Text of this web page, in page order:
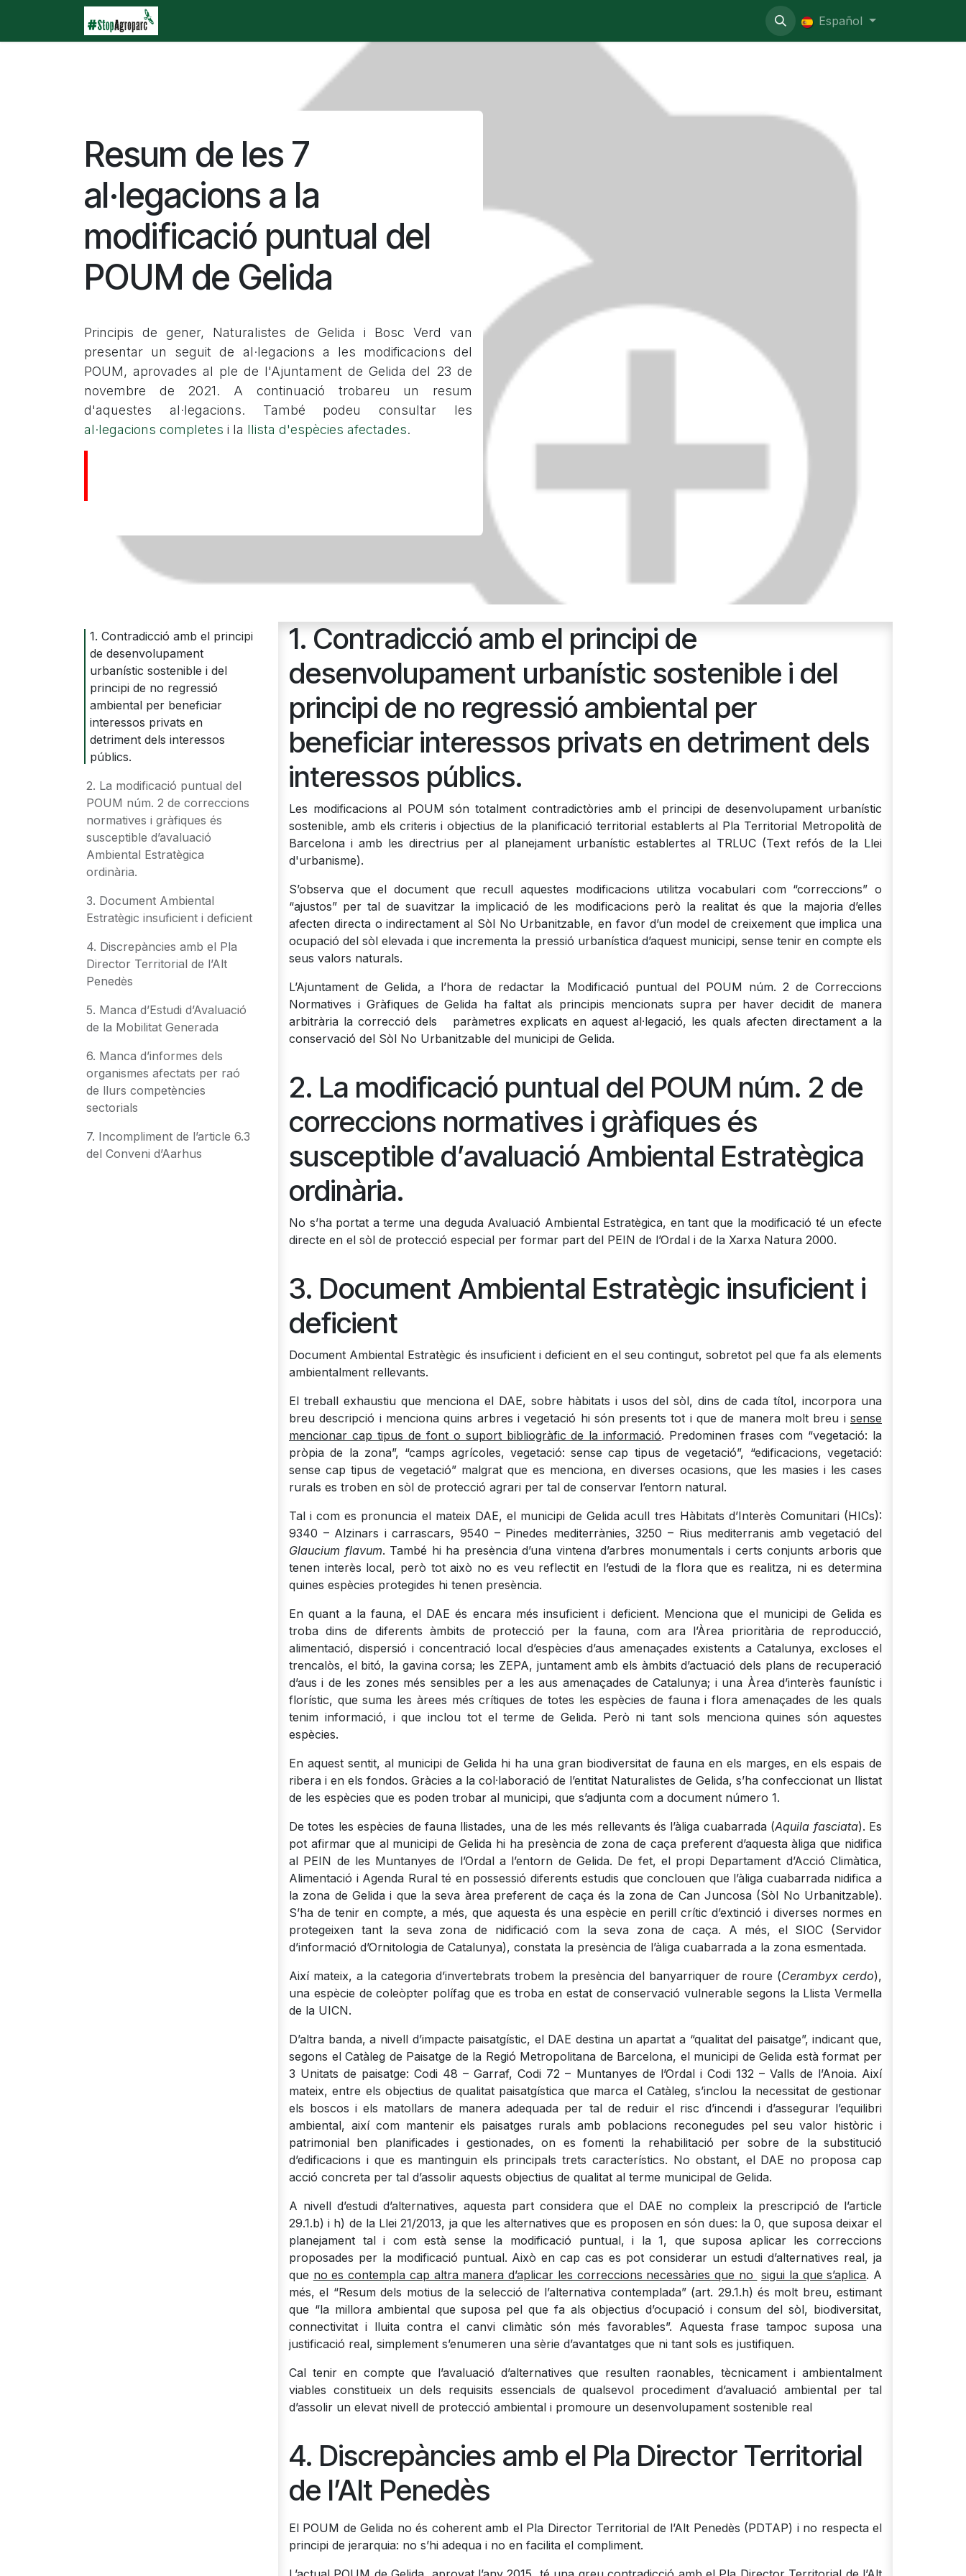
Español
Resum de les 7
al·legacions a la
modificació puntual del
POUM de Gelida
Principis de gener, Naturalistes de Gelida i Bosc Verd van
presentar un seguit de al·legacions a les modificacions del
POUM, aprovades al ple de l'Ajuntament de Gelida del 23 de
novembre de 2021. A continuació trobareu un resum
d'aquestes al·legacions. També podeu consultar les
al·legacions completes i la llista d'espècies afectades.
1. Contradicció amb el principi
de desenvolupament
urbanístic sostenible i del
principi de no regressió
ambiental per beneficiar
interessos privats en
detriment dels interessos
públics.
2. La modificació puntual del
POUM núm. 2 de correccions
normatives i gràfiques és
susceptible d’avaluació
Ambiental Estratègica
ordinària.
3. Document Ambiental
Estratègic insuficient i deficient
4. Discrepàncies amb el Pla
Director Territorial de l’Alt
Penedès
5. Manca d’Estudi d’Avaluació
de la Mobilitat Generada
6. Manca d’informes dels
organismes afectats per raó
de llurs competències
sectorials
7. Incompliment de l’article 6.3
del Conveni d’Aarhus
1. Contradicció amb el principi de
desenvolupament urbanístic sostenible i del
principi de no regressió ambiental per
beneficiar interessos privats en detriment dels
interessos públics.
Les modificacions al POUM són totalment contradictòries amb el principi de desenvolupament urbanístic
sostenible, amb els criteris i objectius de la planificació territorial establerts al Pla Territorial Metropolità de
Barcelona i amb les directrius per al planejament urbanístic establertes al TRLUC (Text refós de la Llei
d'urbanisme).
S’observa que el document que recull aquestes modificacions utilitza vocabulari com “correccions” o
“ajustos” per tal de suavitzar la implicació de les modificacions però la realitat és que la majoria d’elles
afecten directa o indirectament al Sòl No Urbanitzable, en favor d’un model de creixement que implica una
ocupació del sòl elevada i que incrementa la pressió urbanística d’aquest municipi, sense tenir en compte els
seus valors naturals.
L’Ajuntament de Gelida, a l’hora de redactar la Modificació puntual del POUM núm. 2 de Correccions
Normatives i Gràfiques de Gelida ha faltat als principis mencionats supra per haver decidit de manera
arbitrària la correcció dels paràmetres explicats en aquest al·legació, les quals afecten directament a la
conservació del Sòl No Urbanitzable del municipi de Gelida.
2. La modificació puntual del POUM núm. 2 de
correccions normatives i gràfiques és
susceptible d’avaluació Ambiental Estratègica
ordinària.
No s’ha portat a terme una deguda Avaluació Ambiental Estratègica, en tant que la modificació té un efecte
directe en el sòl de protecció especial per formar part del PEIN de l’Ordal i de la Xarxa Natura 2000.
3. Document Ambiental Estratègic insuficient i
deficient
Document Ambiental Estratègic és insuficient i deficient en el seu contingut, sobretot pel que fa als elements
ambientalment rellevants.
El treball exhaustiu que menciona el DAE, sobre hàbitats i usos del sòl, dins de cada títol, incorpora una
breu descripció i menciona quins arbres i vegetació hi són presents tot i que de manera molt breu i sense
mencionar cap tipus de font o suport bibliogràfic de la informació. Predominen frases com “vegetació: la
pròpia de la zona”, “camps agrícoles, vegetació: sense cap tipus de vegetació”, “edificacions, vegetació:
sense cap tipus de vegetació” malgrat que es menciona, en diverses ocasions, que les masies i les cases
rurals es troben en sòl de protecció agrari per tal de conservar l’entorn natural.
Tal i com es pronuncia el mateix DAE, el municipi de Gelida acull tres Hàbitats d’Interès Comunitari (HICs):
9340 – Alzinars i carrascars, 9540 – Pinedes mediterrànies, 3250 – Rius mediterranis amb vegetació del
Glaucium flavum. També hi ha presència d’una vintena d’arbres monumentals i certs conjunts arboris que
tenen interès local, però tot això no es veu reflectit en l’estudi de la flora que es realitza, ni es determina
quines espècies protegides hi tenen presència.
En quant a la fauna, el DAE és encara més insuficient i deficient. Menciona que el municipi de Gelida es
troba dins de diferents àmbits de protecció per la fauna, com ara l’Àrea prioritària de reproducció,
alimentació, dispersió i concentració local d’espècies d’aus amenaçades existents a Catalunya, excloses el
trencalòs, el bitó, la gavina corsa; les ZEPA, juntament amb els àmbits d’actuació dels plans de recuperació
d’aus i de les zones més sensibles per a les aus amenaçades de Catalunya; i una Àrea d’interès faunístic i
florístic, que suma les àrees més crítiques de totes les espècies de fauna i flora amenaçades de les quals
tenim informació, i que inclou tot el terme de Gelida. Però ni tant sols menciona quines són aquestes
espècies.
En aquest sentit, al municipi de Gelida hi ha una gran biodiversitat de fauna en els marges, en els espais de
ribera i en els fondos. Gràcies a la col·laboració de l’entitat Naturalistes de Gelida, s’ha confeccionat un llistat
de les espècies que es poden trobar al municipi, que s’adjunta com a document número 1.
De totes les espècies de fauna llistades, una de les més rellevants és l’àliga cuabarrada (Aquila fasciata). Es
pot afirmar que al municipi de Gelida hi ha presència de zona de caça preferent d’aquesta àliga que nidifica
al PEIN de les Muntanyes de l’Ordal a l’entorn de Gelida. De fet, el propi Departament d’Acció Climàtica,
Alimentació i Agenda Rural té en possessió diferents estudis que conclouen que l’àliga cuabarrada nidifica a
la zona de Gelida i que la seva àrea preferent de caça és la zona de Can Juncosa (Sòl No Urbanitzable).
S’ha de tenir en compte, a més, que aquesta és una espècie en perill crític d’extinció i diverses normes en
protegeixen tant la seva zona de nidificació com la seva zona de caça. A més, el SIOC (Servidor
d’informació d’Ornitologia de Catalunya), constata la presència de l’àliga cuabarrada a la zona esmentada.
Així mateix, a la categoria d’invertebrats trobem la presència del banyarriquer de roure (Cerambyx cerdo),
una espècie de coleòpter polífag que es troba en estat de conservació vulnerable segons la Llista Vermella
de la UICN.
D’altra banda, a nivell d’impacte paisatgístic, el DAE destina un apartat a “qualitat del paisatge”, indicant que,
segons el Catàleg de Paisatge de la Regió Metropolitana de Barcelona, el municipi de Gelida està format per
3 Unitats de paisatge: Codi 48 – Garraf, Codi 72 – Muntanyes de l’Ordal i Codi 132 – Valls de l’Anoia. Així
mateix, entre els objectius de qualitat paisatgística que marca el Catàleg, s’inclou la necessitat de gestionar
els boscos i els matollars de manera adequada per tal de reduir el risc d’incendi i d’assegurar l’equilibri
ambiental, així com mantenir els paisatges rurals amb poblacions reconegudes pel seu valor històric i
patrimonial ben planificades i gestionades, on es fomenti la rehabilitació per sobre de la substitució
d’edificacions i que es mantinguin els principals trets característics. No obstant, el DAE no proposa cap
acció concreta per tal d’assolir aquests objectius de qualitat al terme municipal de Gelida.
A nivell d’estudi d’alternatives, aquesta part considera que el DAE no compleix la prescripció de l’article
29.1.b) i h) de la Llei 21/2013, ja que les alternatives que es proposen en són dues: la 0, que suposa deixar el
planejament tal i com està sense la modificació puntual, i la 1, que suposa aplicar les correccions
proposades per la modificació puntual. Això en cap cas es pot considerar un estudi d’alternatives real, ja
que no es contempla cap altra manera d’aplicar les correccions necessàries que no sigui la que s’aplica. A
més, el “Resum dels motius de la selecció de l’alternativa contemplada” (art. 29.1.h) és molt breu, estimant
que “la millora ambiental que suposa pel que fa als objectius d’ocupació i consum del sòl, biodiversitat,
connectivitat i lluita contra el canvi climàtic són més favorables”. Aquesta frase tampoc suposa una
justificació real, simplement s’enumeren una sèrie d’avantatges que ni tant sols es justifiquen.
Cal tenir en compte que l’avaluació d’alternatives que resulten raonables, tècnicament i ambientalment
viables constitueix un dels requisits essencials de qualsevol procediment d’avaluació ambiental per tal
d’assolir un elevat nivell de protecció ambiental i promoure un desenvolupament sostenible real
4. Discrepàncies amb el Pla Director Territorial
de l’Alt Penedès
El POUM de Gelida no és coherent amb el Pla Director Territorial de l’Alt Penedès (PDTAP) i no respecta el
principi de jerarquia: no s’hi adequa i no en facilita el compliment.